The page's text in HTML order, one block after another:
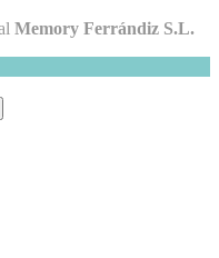
Memory Ferrándiz S.L.